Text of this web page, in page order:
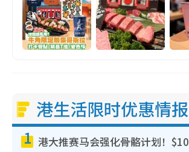
港生活限时优惠情报
1